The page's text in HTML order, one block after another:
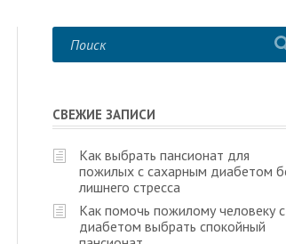
СВЕЖИЕ ЗАПИСИ
Как выбрать пансионат для
пожилых с сахарным диабетом
лишнего стресса
Как помочь пожилому человеку с
диабетом выбрать спокойный